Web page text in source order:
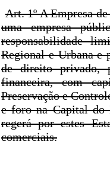
Art. 1º A Empresa
uma empresa
responsabilidade
Regional e Urbana e
de direito privado,
financeira, com
Preservação e
e foro na Capital do
regerá por estes
comerciais.